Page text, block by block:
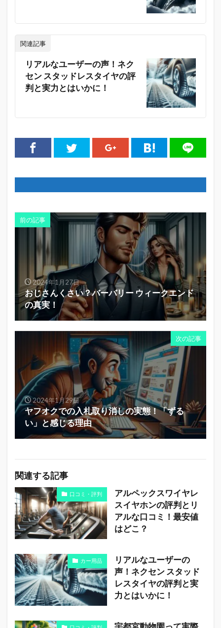
関連記事
リアルなユーザーの声！ネク
セン スタッドレスタイヤの評
判と実力とはいかに！
前の記事
2024年1月27日
おじさんくさい？バーバリー ウィークエンド
の真実！
次の記事
2024年1月29日
ヤフオクでの入札取り消しの実態！「ずる
い」と感じる理由
関連する記事
口コミ・評判
アルペックスワイヤレ
スイヤホンの評判とリ
アルな口コミ！最安値
はどこ？
カー用品
リアルなユーザーの
声！ネクセン スタッド
レスタイヤの評判と実
力とはいかに！